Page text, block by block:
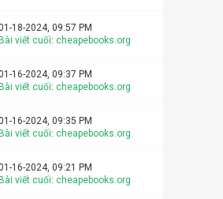
18-2024, 09:57 PM
Bài viết cuối: cheapebooks.org
16-2024, 09:37 PM
Bài viết cuối: cheapebooks.org
16-2024, 09:35 PM
Bài viết cuối: cheapebooks.org
16-2024, 09:21 PM
Bài viết cuối: cheapebooks.org